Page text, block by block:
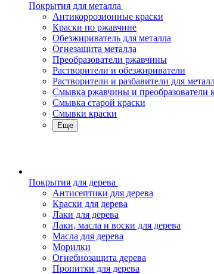
Покрытия для металла
Антикоррозионные краски
Краски по ржавчине
Обезжириватель для металла
Огнезащита металла
Преобразователи ржавчины
Растворители и обезжириватели
Растворители и разбавители для
Смывка ржавчины и преобразователи
Смывка старой краски
Смывки краски
Еще
Покрытия для дерева
Антисептики для дерева
Краски для дерева
Лаки для дерева
Лаки, масла и воски для дерева
Масла для дерева
Морилки
Огнебиозащита дерева
Пропитки для дерева